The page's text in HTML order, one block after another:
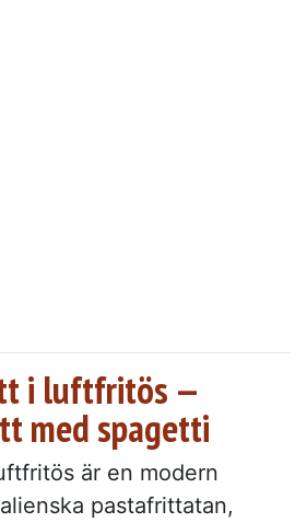
i luftfritös —
med spagetti
är en modern
pastafrittatan,